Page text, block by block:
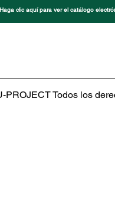
Haga clic aquí para ver el catálogo
PROJECT Todos los